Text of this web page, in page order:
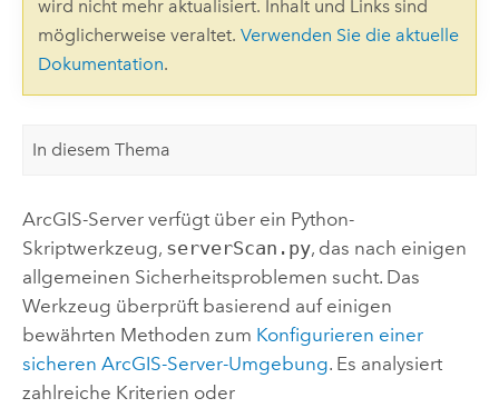
wird nicht mehr aktualisiert. Inhalt und Links sind
möglicherweise veraltet. Verwenden Sie die aktuelle
Dokumentation.
In diesem Thema
ArcGIS-Server verfügt über ein Python-
Skriptwerkzeug, serverScan.py, das nach einigen
allgemeinen Sicherheitsproblemen sucht. Das
Werkzeug überprüft basierend auf einigen
bewährten Methoden zum Konfigurieren einer
sicheren ArcGIS-Server-Umgebung. Es analysiert
zahlreiche Kriterien oder